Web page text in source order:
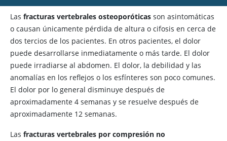
Las fracturas vertebrales osteoporóticas son asintomáticas
o causan únicamente pérdida de altura o cifosis en cerca de
dos tercios de los pacientes. En otros pacientes, el dolor
puede desarrollarse inmediatamente o más tarde. El dolor
puede irradiarse al abdomen. El dolor, la debilidad y las
anomalías en los reflejos o los esfínteres son poco comunes.
El dolor por lo general disminuye después de
aproximadamente 4 semanas y se resuelve después de
aproximadamente 12 semanas.
Las fracturas vertebrales por compresión no